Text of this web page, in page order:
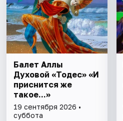
Балет Аллы
Духовой «Тодес» «И
приснится же
такое...»
19 сентября 2026 •
суббота